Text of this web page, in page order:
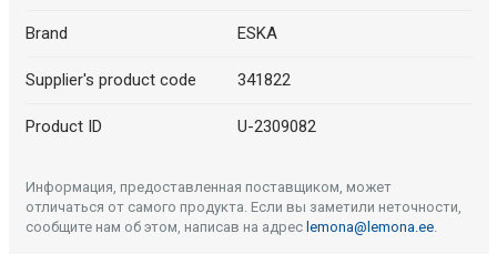
Brand ESKA
Supplier's product code 341822
Product ID U-2309082
Информация, предоставленная поставщиком, может
отличаться от самого продукта. Если вы заметили неточности,
сообщите нам об этом, написав на адрес lemona@lemona.ee.